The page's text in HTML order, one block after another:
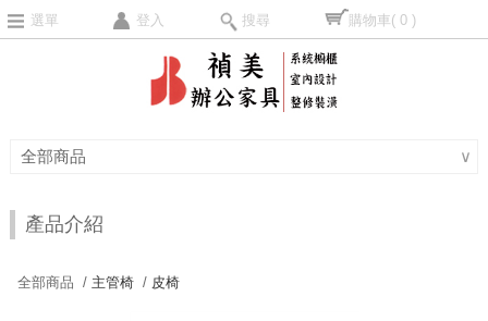
選單 登入 搜尋 購物車( 0 )
全部商品 ∨
產品介紹
全部商品 / 主管椅 / 皮椅